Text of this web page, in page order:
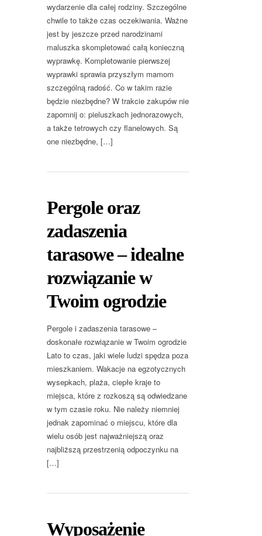
wydarzenie dla całej rodziny. Szczególne
chwile to także czas oczekiwania. Ważne
jest by jeszcze przed narodzinami
maluszka skompletować całą konieczną
wyprawkę. Kompletowanie pierwszej
wyprawki sprawia przyszłym mamom
szczególną radość. Co w takim razie
będzie niezbędne? W trakcie zakupów nie
zapomnij o: pieluszkach jednorazowych,
a także tetrowych czy flanelowych. Są
one niezbędne, […]
Pergole oraz
zadaszenia
tarasowe – idealne
rozwiązanie w
Twoim ogrodzie
Pergole i zadaszenia tarasowe –
doskonałe rozwiązanie w Twoim ogrodzie
Lato to czas, jaki wiele ludzi spędza poza
mieszkaniem. Wakacje na egzotycznych
wysepkach, plaża, ciepłe kraje to
miejsca, które z rozkoszą są odwiedzane
w tym czasie roku. Nie należy niemniej
jednak zapominać o miejscu, które dla
wielu osób jest najważniejszą oraz
najbliższą przestrzenią odpoczynku na
[…]
Wyposażenie